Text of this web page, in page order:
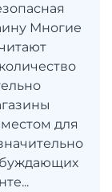
Многие
для